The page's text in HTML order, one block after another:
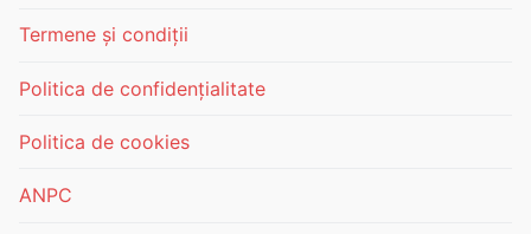
Termene și condiții
Politica de confidențialitate
Politica de cookies
ANPC